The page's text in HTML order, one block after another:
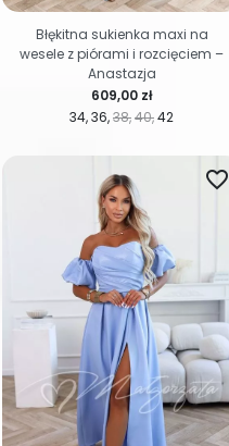
34 36 38 40 42
Cena
609,00 zł
Błękitna sukienka maxi na
wesele z piórami i rozcięciem –
Anastazja
favorite_border